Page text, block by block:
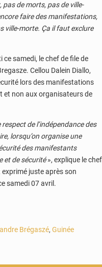
pas de morts, pas de ville-
faire des manifestations,
ville-morte. Ça il faut exclure
ce samedi, le chef de file de
Cellou Dalein Diallo,
lors des manifestations
et non aux organisateurs de
de l’indépendance des
lorsqu’on organise une
des manifestants
et de sécurité», explique le chef
exprimé juste après son
samedi 07 avril.
Brégaszé, Guinée